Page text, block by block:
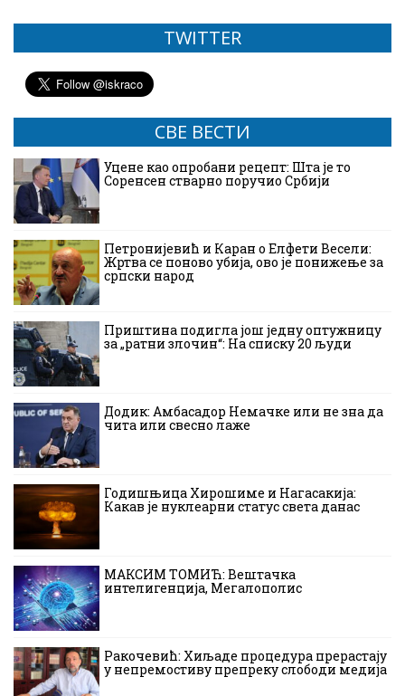
TWITTER
СВЕ ВЕСТИ
Уцене као опробани рецепт: Шта је то
Соренсен стварно поручио Србији
Петронијевић и Каран о Елфети Весели:
Жртва се поново убија, ово је понижење за
српски народ
Приштина подигла још једну оптужницу
за „ратни злочин“: На списку 20 људи
Додик: Амбасадор Немачке или не зна да
чита или свесно лаже
Годишњица Хирошиме и Нагасакија:
Какав је нуклеарни статус света данас
МАКСИМ ТОМИЋ: Вештачка
интелигенција, Мегалополис
Ракочевић: Хиљаде процедура прерастају
у непремостиву препреку слободи медија